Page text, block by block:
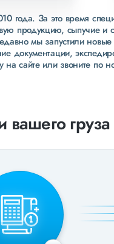
года. За это время
продукцию, сыпучие и
мы запустили
документации,
сайте или звоните по
вашего груза